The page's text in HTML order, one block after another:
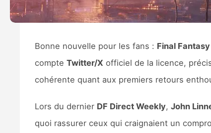
Bonne nouvelle pour les fans : Final
compte Twitter/X officiel de la licence,
cohérente quant aux premiers retours
Lors du dernier DF Direct Weekly, John
quoi rassurer ceux qui craignaient un